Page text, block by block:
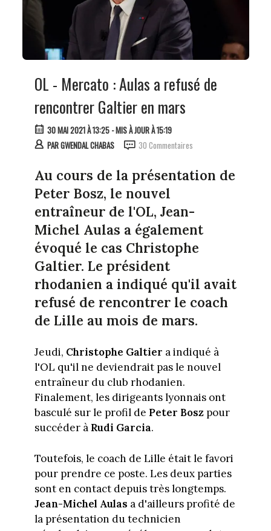
OL - Mercato : Aulas a refusé de
rencontrer Galtier en mars
30 MAI 2021 À 13:25- MIS À JOUR À 15:19
PARGWENDAL CHABAS 30 Commentaires
Au cours de la présentation de
Peter Bosz, le nouvel
entraîneur de l'OL, Jean-
Michel Aulas a également
évoqué le cas Christophe
Galtier. Le président
rhodanien a indiqué qu'il avait
refusé de rencontrer le coach
de Lille au mois de mars.
Jeudi, Christophe Galtier a indiqué à
l'OL qu'il ne deviendrait pas le nouvel
entraîneur du club rhodanien.
Finalement, les dirigeants lyonnais ont
basculé sur le profil de Peter Boszpour
succéder à Rudi Garcia.
Toutefois, le coach de Lille était le favori
pour prendre ce poste. Les deux parties
sont en contact depuis très longtemps.
Jean-Michel Aulas a d'ailleurs profité de
la présentation du technicien